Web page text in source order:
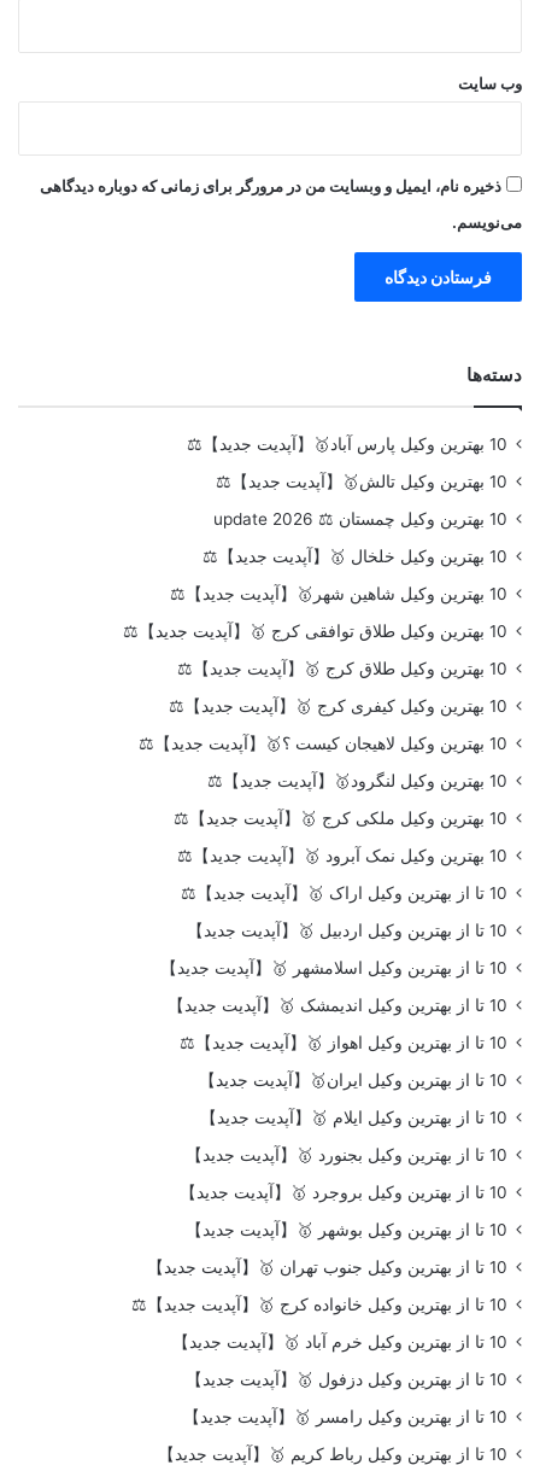
وب‌ سایت
ذخیره نام، ایمیل و وبسایت من در مرورگر برای زمانی که دوباره دیدگاهی
می‌نویسم.
دسته‌ها
10 بهترین وکیل پارس آباد🥇【آپدیت جدید】⚖️
10 بهترین وکیل تالش🥇【آپدیت جدید】⚖️
10 بهترین وکیل چمستان ⚖️ update 2026
10 بهترین وکیل خلخال 🥇【آپدیت جدید】⚖️
10 بهترین وکیل شاهین شهر🥇【آپدیت جدید】⚖️
10 بهترین وکیل طلاق توافقی کرج 🥇【آپدیت جدید】⚖️
10 بهترین وکیل طلاق کرج 🥇【آپدیت جدید】⚖️
10 بهترین وکیل کیفری کرج 🥇【آپدیت جدید】⚖️
10 بهترین وکیل لاهیجان کیست ؟🥇【آپدیت جدید】⚖️
10 بهترین وکیل لنگرود🥇【آپدیت جدید】⚖️
10 بهترین وکیل ملکی کرج 🥇【آپدیت جدید】⚖️
10 بهترین وکیل نمک آبرود 🥇【آپدیت جدید】⚖️
10 تا از بهترین وکیل اراک 🥇【آپدیت جدید】⚖️
10 تا از بهترین وکیل اردبیل 🥇【آپدیت جدید】
10 تا از بهترین وکیل اسلامشهر 🥇【آپدیت جدید】
10 تا از بهترین وکیل اندیمشک 🥇【آپدیت جدید】
10 تا از بهترین وکیل اهواز 🥇【آپدیت جدید】⚖️
10 تا از بهترین وکیل ایران🥇【آپدیت جدید】
10 تا از بهترین وکیل ایلام 🥇【آپدیت جدید】
10 تا از بهترین وکیل بجنورد 🥇【آپدیت جدید】
10 تا از بهترین وکیل بروجرد 🥇【آپدیت جدید】
10 تا از بهترین وکیل بوشهر 🥇【آپدیت جدید】
10 تا از بهترین وکیل جنوب تهران 🥇【آپدیت جدید】
10 تا از بهترین وکیل خانواده کرج 🥇【آپدیت جدید】⚖️
10 تا از بهترین وکیل خرم آباد 🥇【آپدیت جدید】
10 تا از بهترین وکیل دزفول 🥇【آپدیت جدید】
10 تا از بهترین وکیل رامسر 🥇【آپدیت جدید】
10 تا از بهترین وکیل رباط کریم 🥇【آپدیت جدید】